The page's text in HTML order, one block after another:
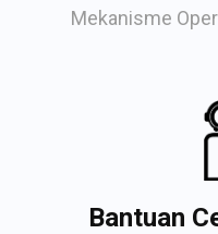
Mekanisme
Bantuan